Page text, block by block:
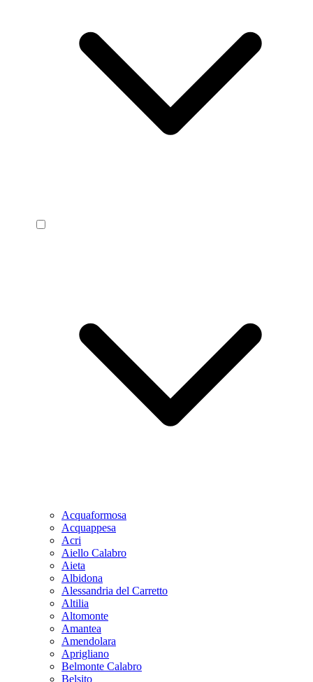
Acquaformosa
Acquappesa
Acri
Aiello Calabro
Aieta
Albidona
Alessandria del Carretto
Altilia
Altomonte
Amantea
Amendolara
Aprigliano
Belmonte Calabro
Belsito